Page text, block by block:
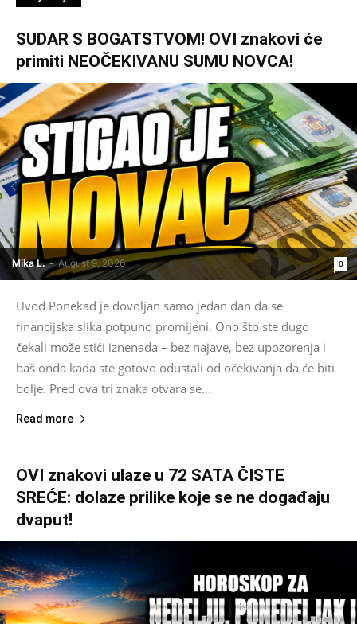
SUDAR S BOGATSTVOM! OVI znakovi će
primiti NEOČEKIVANU SUMU NOVCA!
Mika L. - August 9, 2026 0
Uvod Ponekad je dovoljan samo jedan dan da se
financijska slika potpuno promijeni. Ono što ste dugo
čekali može stići iznenada – bez najave, bez upozorenja i
baš onda kada ste gotovo odustali od očekivanja da će biti
bolje. Pred ova tri znaka otvara se...
Read more
OVI znakovi ulaze u 72 SATA ČISTE
SREĆE: dolaze prilike koje se ne događaju
dvaput!